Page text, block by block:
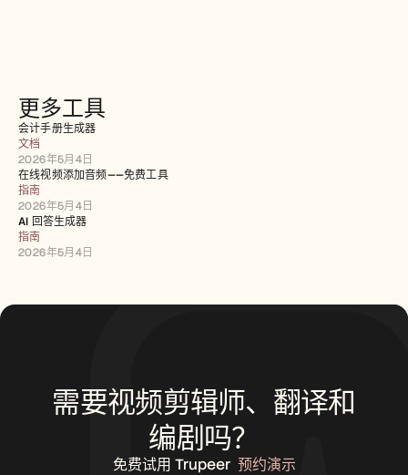
更多工具
会计手册生成器
文档
2026年5月4日
在线视频添加音频——免费工具
指南
2026年5月4日
AI 回答生成器
指南
2026年5月4日
需要视频剪辑师、翻译和
编剧吗？
免费试用 Trupeer 预约演示